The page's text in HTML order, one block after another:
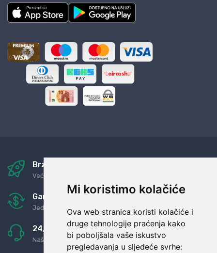
Mi koristimo kolačiće
Ova web stranica koristi kolačiće i
druge tehnologije praćenja kako
bi poboljšala vaše iskustvo
pregledavanja u sljedeće svrhe:
Brza i sigurna dostava
Već za nekoliko dana kod vas
Garancija u povrat novaca
Jednostavno pravilo: Roba za novac
24/7 odlična podrška
Naši agenti uvijek na raspolaganju